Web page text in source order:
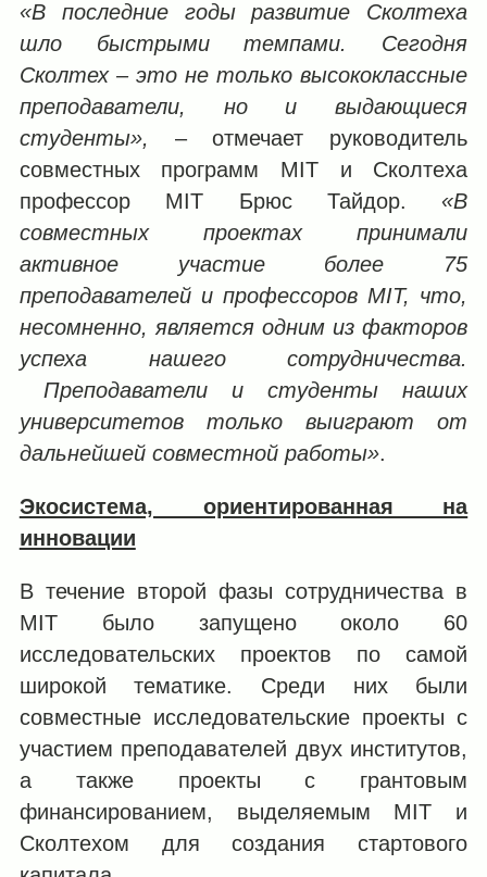
«В последние годы развитие Сколтеха
шло быстрыми темпами. Сегодня
Сколтех – это не только высококлассные
преподаватели, но и выдающиеся
студенты», ‒ отмечает руководитель
совместных программ MIT и Сколтеха
профессор MIT Брюс Тайдор.«В
совместных проектах принимали
активное участие более 75
преподавателей и профессоров MIT, что,
несомненно, является одним из факторов
успеха нашего сотрудничества.
Преподаватели и студенты наших
университетов только выиграют от
дальнейшей совместной работы».
Экосистема, ориентированная на
инновации
В течение второй фазы сотрудничества в
MIT было запущено около 60
исследовательских проектов по самой
широкой тематике. Среди них были
совместные исследовательские проекты с
участием преподавателей двух институтов,
а также проекты с грантовым
финансированием, выделяемым MIT и
Сколтехом для создания стартового